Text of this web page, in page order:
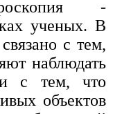
-
ученых. В
с тем,
наблюдать
с тем, что
объектов